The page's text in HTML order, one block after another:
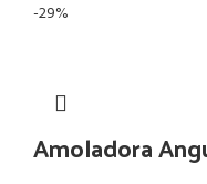
-29%
Amoladora